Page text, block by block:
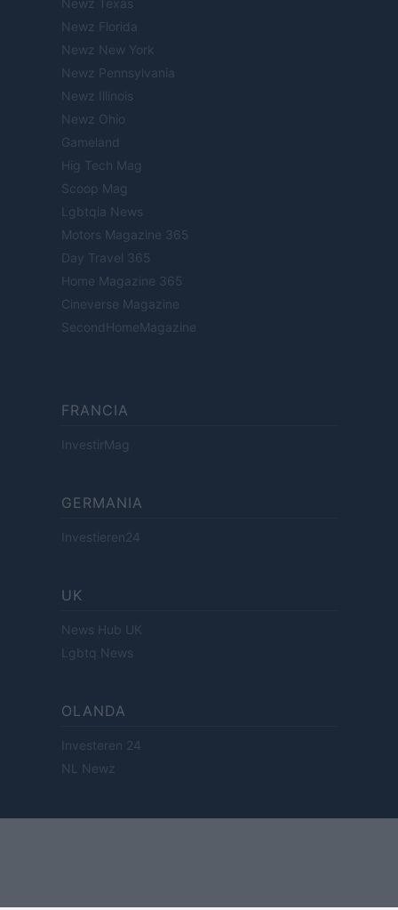
Newz Texas
Newz Florida
Newz New York
Newz Pennsylvania
Newz Illinois
Newz Ohio
Gameland
Hig Tech Mag
Scoop Mag
Lgbtqia News
Motors Magazine 365
Day Travel 365
Home Magazine 365
Cineverse Magazine
SecondHomeMagazine
FRANCIA
InvestirMag
GERMANIA
Investieren24
UK
News Hub UK
Lgbtq News
OLANDA
Investeren 24
NL Newz